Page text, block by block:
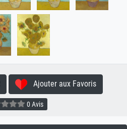
Ajouter aux Favoris
0 Avis